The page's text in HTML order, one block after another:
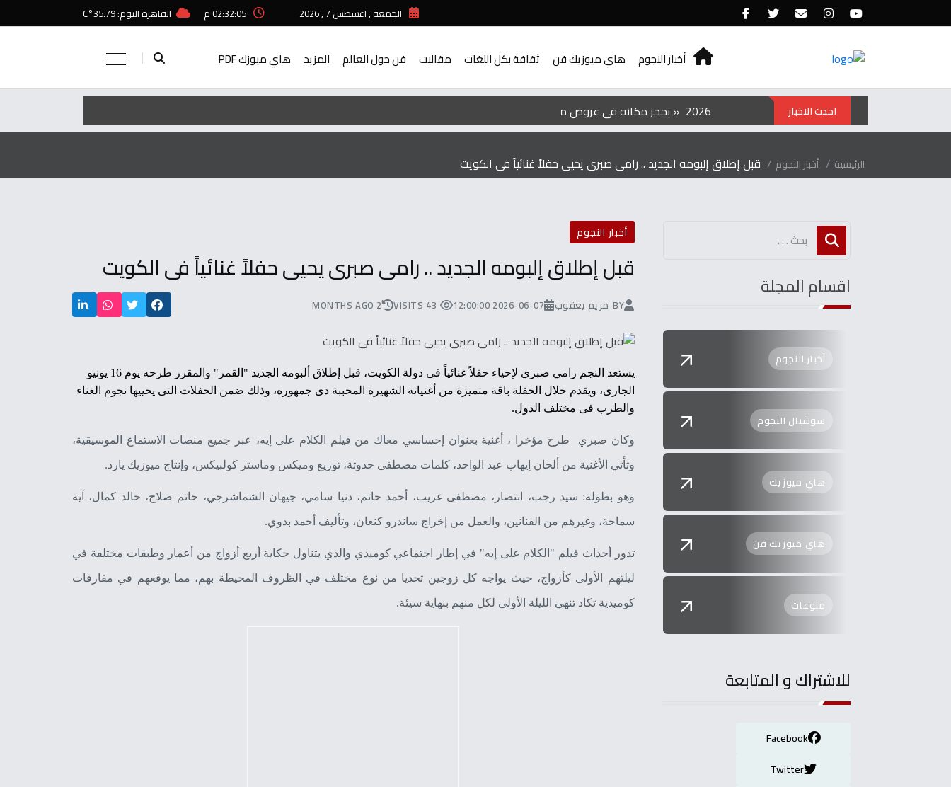
الجمعة , اغسطس 7 , 2026 02:32:05 م القاهرة اليوم: 35.79°C
أخبار النجوم هاي ميوزيك فن ثقافة بكل اللغات مقالات فن حول العالم المزيد هاي ميوزك PDF
الفيلم‭ ‬الكوري‭ ‬‮»‬Hope‮«‬‭ ‬يحجز‭ ‬مكانه‭ ‬في‭ ‬عروض‭ ‬منتصف‭ ‬الليل‭ ‬بمهرجان‭ ‬تورنتو ‭ ‬2026 احدث الاخبار
الرئيسية أخبار النجوم قبل إطلاق إلبومه الجديد .. رامى صبرى يحيى حفلاً غنائياً فى الكويت
أخبار النجوم
قبل إطلاق إلبومه الجديد .. رامى صبرى يحيى حفلاً غنائياً فى الكويت
BY مريم يعقوب 2026-06-07 12:00:00
43 VISITS
2 MONTHS AGO
يستعد النجم رامي صبري
لإحياء حفلاً غنائياً فى دولة الكويت، قبل إطلاق ألبومه الجديد "القمر" والمقرر طرحه يوم 16 يونيو
الجارى، ويقدم خلال الحفلة باقة متميزة من أغنياته الشهيرة المحببة دى جمهوره، وذلك ضمن الحفلات التى يحييها نجوم الغناء
والطرب فى مختلف الدول.
وكان صبري طرح مؤخرا ، أغنية بعنوان إحساسي معاك من فيلم الكلام على إيه، عبر جميع منصات الاستماع الموسيقية،
وتأتي الأغنية من ألحان إيهاب عبد الواحد، كلمات مصطفى حدوتة، توزيع وميكس وماستر كولبيكس، وإنتاج ميوزيك يارد.
وهو بطولة: سيد رجب، انتصار، مصطفى غريب، أحمد حاتم، دنيا سامي، جيهان الشماشرجي، حاتم صلاح، خالد كمال، آية
سماحة، وغيرهم من الفنانين، والعمل من إخراج ساندرو كنعان، وتأليف أحمد بدوي.
تدور أحداث فيلم "الكلام على إيه" في إطار اجتماعي كوميدي والذي يتناول حكاية أربع أزواج من أعمار وطبقات مختلفة في
ليلتهم الأولى كأزواج، حيث يواجه كل زوجين تحديا من نوع مختلف في الظروف المحيطة بهم، مما يوقعهم في مفارقات
كوميدية تكاد تنهي الليلة الأولى لكل منهم بنهاية سيئة.
اقسام المجلة
أخبار النجوم
سوشيال النجوم
هاي ميوزيك
هاي ميوزيك فن
منوعات
للاشتراك و المتابعة
Facebook
Twitter